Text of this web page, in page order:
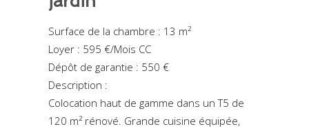
Surface de la chambre : 13 m²
Loyer : 595 €/Mois CC
Dépôt de garantie : 550 €
Description :
Colocation haut de gamme dans un T5 de
120 m² rénové. Grande cuisine équipée,